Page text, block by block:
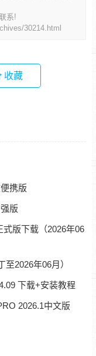
系!
30214.html
收藏
携版
版
版下载（2026年06
2026年06月）
下载+安装教程
2026.1中文版